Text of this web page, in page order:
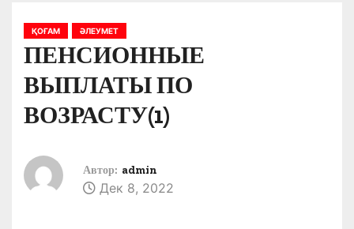
ҚОҒАМ ӘЛЕУМЕТ
ПЕНСИОННЫЕ
ВЫПЛАТЫ ПО
ВОЗРАСТУ(1)
Автор: admin
Дек 8, 2022